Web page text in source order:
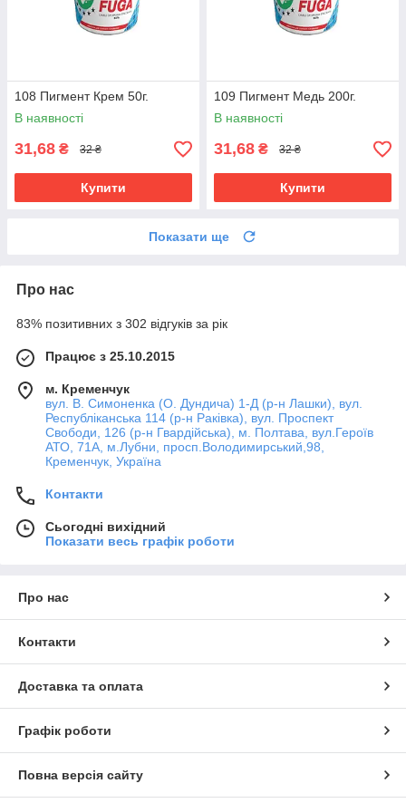
108 Пигмент Крем 50г.
В наявності
31,68 ₴ 32 ₴
Купити
109 Пигмент Медь 200г.
В наявності
31,68 ₴ 32 ₴
Купити
Показати ще
Про нас
83% позитивних з 302 відгуків за рік
Працює з 25.10.2015
м. Кременчук
вул. В. Симоненка (О. Дундича) 1-Д (р-н Лашки), вул.
Республіканська 114 (р-н Раківка), вул. Проспект
Свободи, 126 (р-н Гвардійська), м. Полтава, вул.Героїв
АТО, 71А, м.Лубни, просп.Володимирський,98,
Кременчук, Україна
Контакти
Сьогодні вихідний
Показати весь графік роботи
Про нас
Контакти
Доставка та оплата
Графік роботи
Повна версія сайту